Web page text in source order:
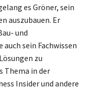
es Gröner, sein
auszubauen. Er
und
sein Fachwissen
zu
Thema in der
Insider und andere